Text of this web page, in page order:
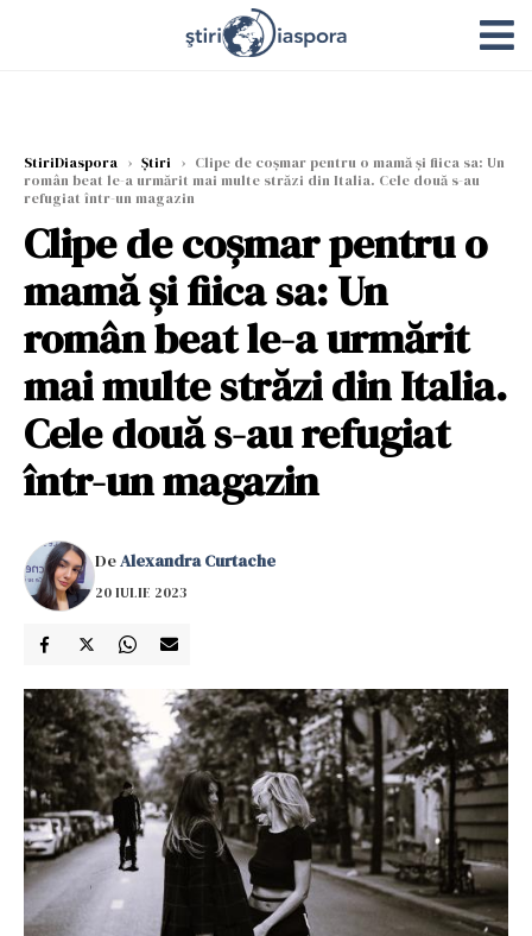
StiriDiaspora › Știri › Clipe de coșmar pentru o mamă și fiica sa: Un
român beat le-a urmărit mai multe străzi din Italia. Cele două s-au
refugiat într-un magazin
Clipe de coșmar pentru o
mamă și fiica sa: Un
român beat le-a urmărit
mai multe străzi din Italia.
Cele două s-au refugiat
într-un magazin
DeAlexandra Curtache
20 IULIE 2023